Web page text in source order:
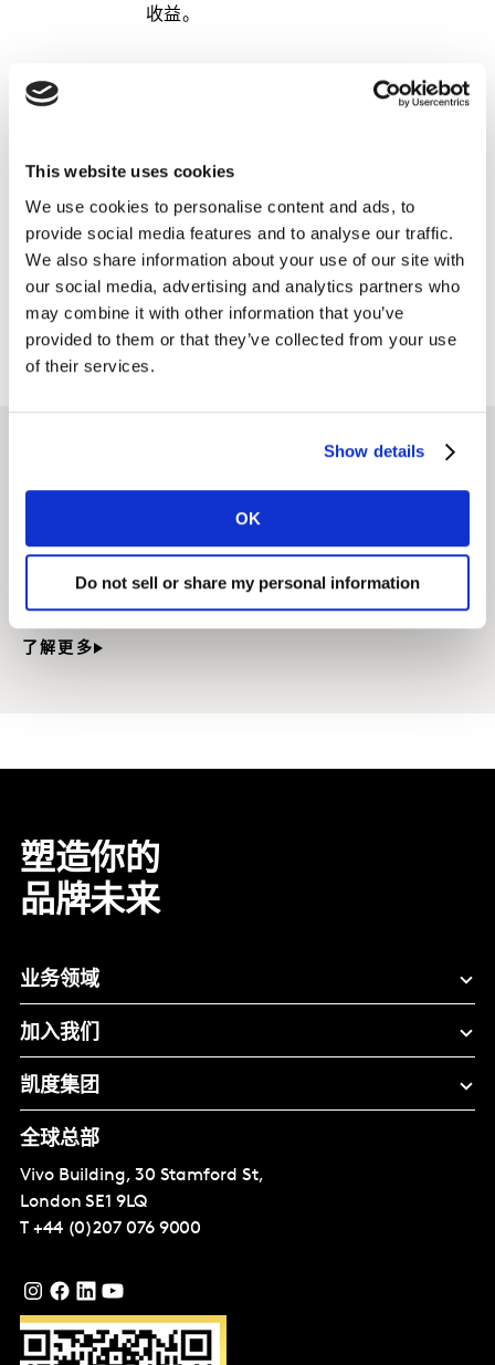
This website uses cookies
We use cookies to personalise content and ads, to
provide social media features and to analyse our traffic.
We also share information about your use of our site with
our social media, advertising and analytics partners who
may combine it with other information that you’ve
provided to them or that they’ve collected from your use
of their services.
Show details
OK
Do not sell or share my personal information
收益。
尖端技术赋能
我们的解决方案是基于凯度的STAN服
务，它可以解读、分析和可视化各种非结
构化数据源。
相关解决方案
创新优化数据分析
优化产品创新生命周期，为品牌提供竞争优势
了解更多
塑造你的
品牌未来
业务领域
加入我们
凯度集团
全球总部
Vivo Building, 30 Stamford St,
London SE1 9LQ
T +44 (0)207 076 9000